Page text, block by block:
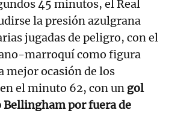
45 minutos, el Real
la presión azulgrana
jugadas de peligro, con el
marroquí como figura
mejor ocasión de los
el minuto 62, con un gol
por fuera de